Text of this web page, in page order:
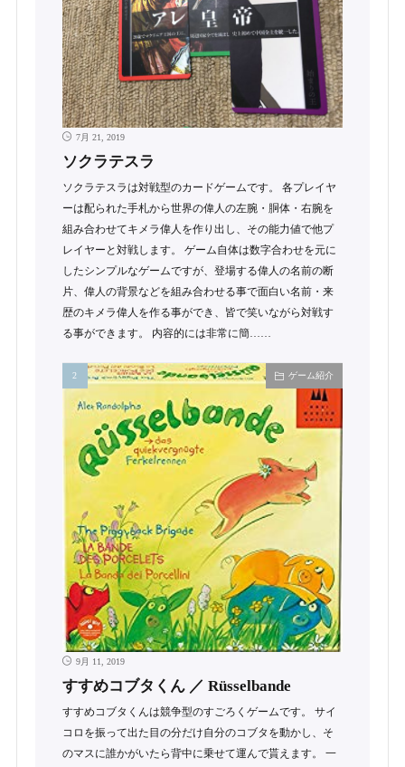
7月 21, 2019
ソクラテスラ
ソクラテスラは対戦型のカードゲームです。 各プレイヤ
ーは配られた手札から世界の偉人の左腕・胴体・右腕を
組み合わせてキメラ偉人を作り出し、その能力値で他プ
レイヤーと対戦します。 ゲーム自体は数字合わせを元に
したシンプルなゲームですが、登場する偉人の名前の断
片、偉人の背景などを組み合わせる事で面白い名前・来
歴のキメラ偉人を作る事ができ、皆で笑いながら対戦す
る事ができます。 内容的には非常に簡……
ゲーム紹介
9月 11, 2019
すすめコブタくん ／ Rüsselbande
すすめコブタくんは競争型のすごろくゲームです。 サイ
コロを振って出た目の分だけ自分のコブタを動かし、そ
のマスに誰かがいたら背中に乗せて運んで貰えます。 一